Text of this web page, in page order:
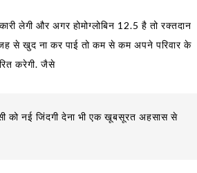
लेगी और अगर होमोग्लोबिन 12.5 है तो रक्तदान
से खुद ना कर पाई तो कम से कम अपने परिवार के
करेगी. जैसे
को नई जिंदगी देना भी एक खूबसूरत अहसास से